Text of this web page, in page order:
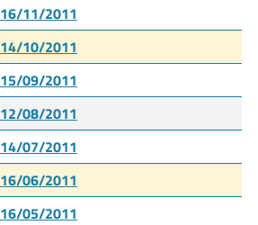
16/11/2011
14/10/2011
15/09/2011
12/08/2011
14/07/2011
16/06/2011
16/05/2011